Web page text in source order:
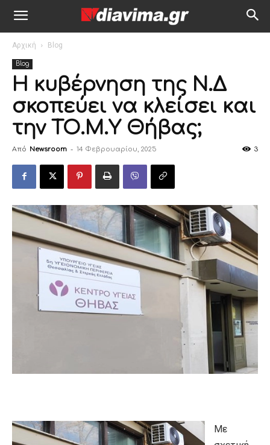
Αρχική Blog
Blog
Η κυβέρνηση της Ν.Δ
σκοπεύει να κλείσει και
την ΤΟ.Μ.Υ Θήβας;
Από Newsroom - 14 Φεβρουαρίου, 2025 3
Με